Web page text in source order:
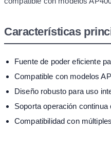
Características
Fuente de poder eficiente
Compatible con modelos
Diseño robusto para uso
Soporta operación
Compatibilidad con